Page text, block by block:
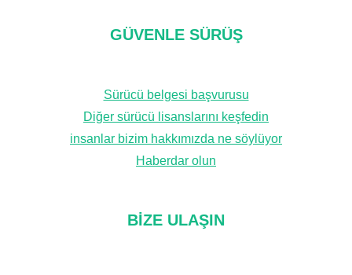
GÜVENLE SÜRÜŞ
Sürücü belgesi başvurusu
Diğer sürücü lisanslarını keşfedin
insanlar bizim hakkımızda ne söylüyor
Haberdar olun
BIZE ULAŞIN